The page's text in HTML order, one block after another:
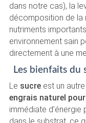
dans notre cas), la
décomposition de la
nutriments
environnement sain
directement à une
Les bienfaits du
Le sucreest un autre
engrais naturel
immédiate